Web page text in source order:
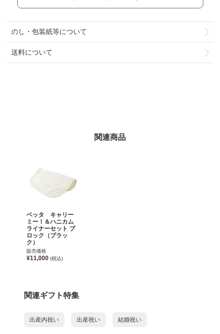
のし・包装紙等について
送料について
関連商品
ベッタ キャリー
ミー！＆ハニカム
ライナーセット ブ
ロック（ブラッ
ク）
販売価格
¥11,000 (税込)
関連ギフト特集
出産内祝い 出産祝い 結婚祝い